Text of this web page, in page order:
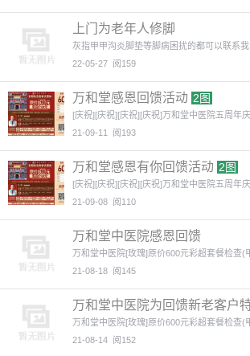
上门为老年人修脚
灰指甲甲沟炎脚垫等脚病困扰的都可以联系我
22-05-27 阅159
万和堂感恩回馈活动 2图
[庆祝][庆祝][庆祝][庆祝]万和堂中医院五周年
21-09-11
阅193
万和堂感恩有你回馈活动 2图
[庆祝][庆祝][庆祝][庆祝]万和堂中医院五周年
21-09-08 阅110
万和堂中医院感恩回馈
万和堂中医院[玫瑰]原价600元彩超套餐检查(
21-08-18 阅145
万和堂中医院为回馈新老客户
万和堂中医院[玫瑰]原价600元彩超套餐检查(
21-08-14 阅152